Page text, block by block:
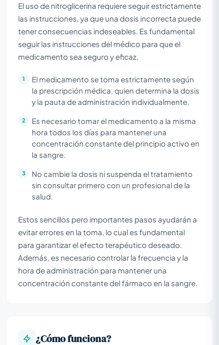
El uso de nitroglicerina requiere seguir estrictamente
las instrucciones, ya que una dosis incorrecta puede
tener consecuencias indeseables. Es fundamental
seguir las instrucciones del médico para que el
medicamento sea seguro y eficaz.
El medicamento se toma estrictamente según
la prescripción médica, quien determina la dosis
y la pauta de administración individualmente.
Es necesario tomar el medicamento a la misma
hora todos los días para mantener una
concentración constante del principio activo en
la sangre.
No cambie la dosis ni suspenda el tratamiento
sin consultar primero con un profesional de la
salud.
Estos sencillos pero importantes pasos ayudarán a
evitar errores en la toma, lo cual es fundamental
para garantizar el efecto terapéutico deseado.
Además, es necesario controlar la frecuencia y la
hora de administración para mantener una
concentración constante del fármaco en la sangre.
¿Cómo funciona?